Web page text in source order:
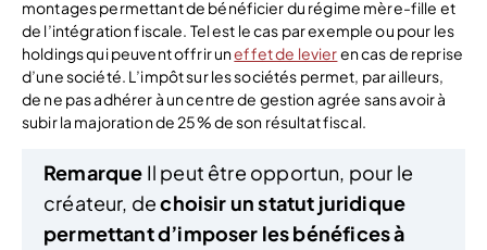
montages permettant de bénéficier du régime mère-fille et
de l’intégration fiscale. Tel est le cas par exemple ou pour les
holdings qui peuvent offrir uneffet de levieren cas de reprise
d’une société. L’impôt sur les sociétés permet, par ailleurs,
de ne pas adhérer à un centre de gestion agrée sans avoir à
subir la majoration de 25% de son résultat fiscal.
Remarque Il peut être opportun, pour le
créateur, dechoisir un statut juridique
permettant d’imposer les bénéfices à